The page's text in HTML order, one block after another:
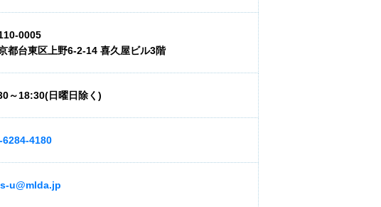
0005
都台東区上野6-2-14 喜久屋ビル3階
～18:30(日曜日除く)
6284-4180
u@mlda.jp